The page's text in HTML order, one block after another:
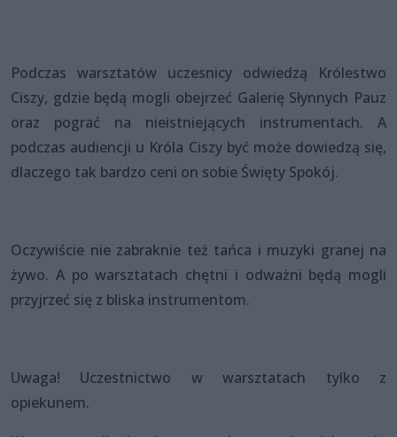
Podczas warsztatów uczesnicy odwiedzą Królestwo
Ciszy, gdzie będą mogli obejrzeć Galerię Słynnych Pauz
oraz pograć na nieistniejących instrumentach. A
podczas audiencji u Króla Ciszy być może dowiedzą się,
dlaczego tak bardzo ceni on sobie Święty Spokój.
Oczywiście nie zabraknie też tańca i muzyki granej na
żywo. A po warsztatach chętni i odważni będą mogli
przyjrzeć się z bliska instrumentom.
Uwaga! Uczestnictwo w warsztatach tylko z
opiekunem.